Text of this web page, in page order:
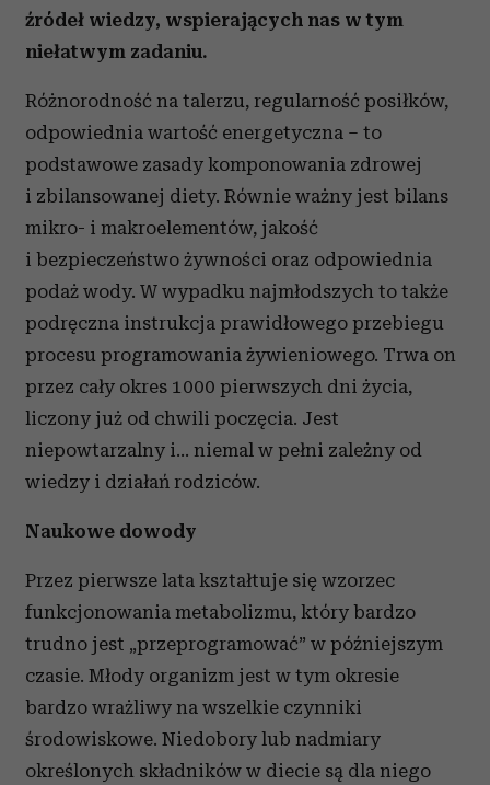
źródeł wiedzy, wspierających nas w tym
niełatwym zadaniu.
Różnorodność na talerzu, regularność posiłków,
odpowiednia wartość energetyczna – to
podstawowe zasady komponowania zdrowej
i zbilansowanej diety. Równie ważny jest bilans
mikro- i makroelementów, jakość
i bezpieczeństwo żywności oraz odpowiednia
podaż wody. W wypadku najmłodszych to także
podręczna instrukcja prawidłowego przebiegu
procesu programowania żywieniowego. Trwa on
przez cały okres 1000 pierwszych dni życia,
liczony już od chwili poczęcia. Jest
niepowtarzalny i… niemal w pełni zależny od
wiedzy i działań rodziców.
Naukowe dowody
Przez pierwsze lata kształtuje się wzorzec
funkcjonowania metabolizmu, który bardzo
trudno jest „przeprogramować” w późniejszym
czasie. Młody organizm jest w tym okresie
bardzo wrażliwy na wszelkie czynniki
środowiskowe. Niedobory lub nadmiary
określonych składników w diecie są dla niego